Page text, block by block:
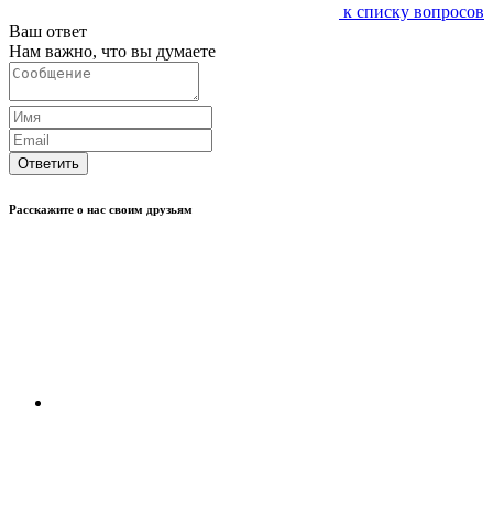
к списку вопросов
Ваш ответ
Нам важно, что вы думаете
Ответить
Расскажите о нас своим друзьям